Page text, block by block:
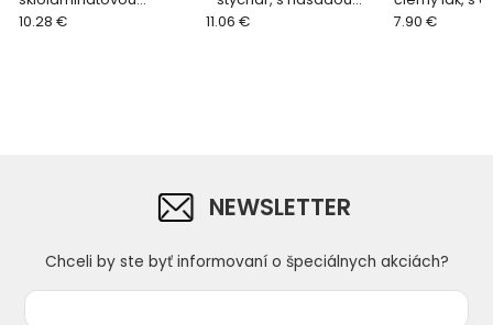
násadou "Y"
10.28 €
drevenou, Y
11.06 €
násadou "T"
7.90 €
NEWSLETTER
Chceli by ste byť informovaní o špeciálnych akciách?